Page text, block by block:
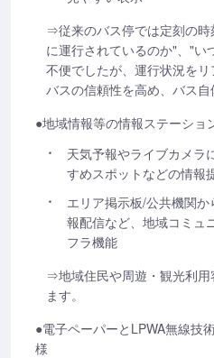
⇒従来のバス停では定刻の時
に運行されているのか"、"い
不便でしたが、運行状況を
バスの信頼性を高め、バス自
●地域情報等の情報ステーショ
天気予報やライブカメラ
すめスポットなどの情報
エリア掲示板/公共機関
報配信など、地域コミュ
フラ機能
⇒地域住民や周遊・観光利用
ます。
●電子ペーパーとLPWA無線技
様